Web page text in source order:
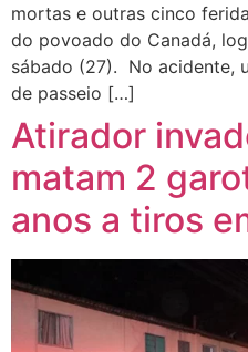
mortas e outras cinco
do povoado do Canadá,
sábado (27). No acidente,
de passeio […]
Atirador
matam 2
anos a tiros